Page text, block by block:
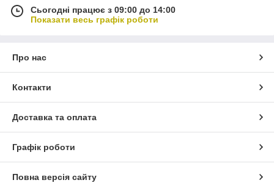
Сьогодні працює з 09:00 до 14:00
Показати весь графік роботи
Про нас
Контакти
Доставка та оплата
Графік роботи
Повна версія сайту